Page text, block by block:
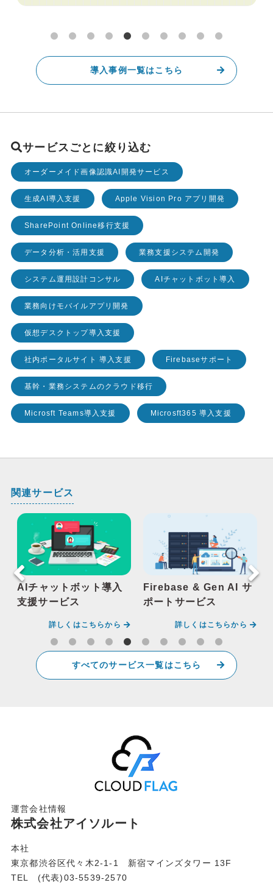
導入事例一覧はこちら
サービスごとに絞り込む
オーダーメイド画像認識AI開発サービス
生成AI導入支援 Apple Vision Pro アプリ開発
SharePoint Online移行支援
データ分析・活用支援 業務支援システム開発
システム運用設計コンサル AIチャットボット導入
業務向けモバイルアプリ開発
仮想デスクトップ導入支援
社内ポータルサイト 導入支援 Firebaseサポート
基幹・業務システムのクラウド移行
Microsft Teams導入支援 Microsft365 導入支援
関連サービス
AIチャットボット導入
支援サービス
詳しくはこちらから
Firebase & Gen AI サ
ポートサービス
詳しくはこちらから
すべてのサービス一覧はこちら
運営会社情報
株式会社アイソルート
本社
東京都渋谷区代々木2-1-1 新宿マインズタワー 13F
TEL (代表)03-5539-2570